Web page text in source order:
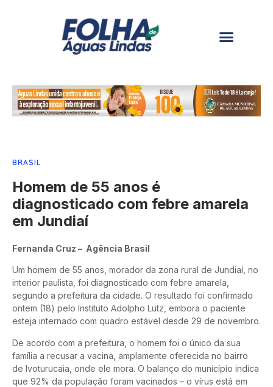
BRASIL
Homem de 55 anos é
diagnosticado com febre amarela
em Jundiaí
Fernanda Cruz – Agência Brasil
Um homem de 55 anos, morador da zona rural de Jundiaí, no
interior paulista, foi diagnosticado com febre amarela,
segundo a prefeitura da cidade. O resultado foi confirmado
ontem (18) pelo Instituto Adolpho Lutz, embora o paciente
esteja internado com quadro estável desde 29 de novembro.
De acordo com a prefeitura, o homem foi o único da sua
família a recusar a vacina, amplamente oferecida no bairro
de Ivoturucaia, onde ele mora. O balanço do município indica
que 92% da população foram vacinados – o vírus está em